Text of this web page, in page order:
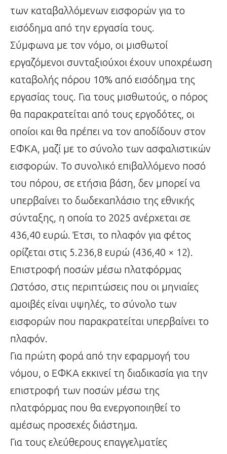
των καταβαλλόμενων εισφορών για το
εισόδημα από την εργασία τους.
Σύμφωνα με τον νόμο, οι μισθωτοί
εργαζόμενοι συνταξιούχοι έχουν υποχρέωση
καταβολής πόρου 10% από εισόδημα της
εργασίας τους. Για τους μισθωτούς, ο πόρος
θα παρακρατείται από τους εργοδότες, οι
οποίοι και θα πρέπει να τον αποδίδουν στον
ΕΦΚΑ, μαζί με το σύνολο των ασφαλιστικών
εισφορών. Το συνολικό επιβαλλόμενο ποσό
του πόρου, σε ετήσια βάση, δεν μπορεί να
υπερβαίνει το δωδεκαπλάσιο της εθνικής
σύνταξης, η οποία το 2025 ανέρχεται σε
436,40 ευρώ. Έτσι, το πλαφόν για φέτος
ορίζεται στις 5.236,8 ευρώ (436,40 × 12).
Επιστροφή ποσών μέσω πλατφόρμας
Ωστόσο, στις περιπτώσεις που οι μηνιαίες
αμοιβές είναι υψηλές, το σύνολο των
εισφορών που παρακρατείται υπερβαίνει το
πλαφόν.
Για πρώτη φορά από την εφαρμογή του
νόμου, ο ΕΦΚΑ εκκινεί τη διαδικασία για την
επιστροφή των ποσών μέσω της
πλατφόρμας που θα ενεργοποιηθεί το
αμέσως προσεχές διάστημα.
Για τους ελεύθερους επαγγελματίες